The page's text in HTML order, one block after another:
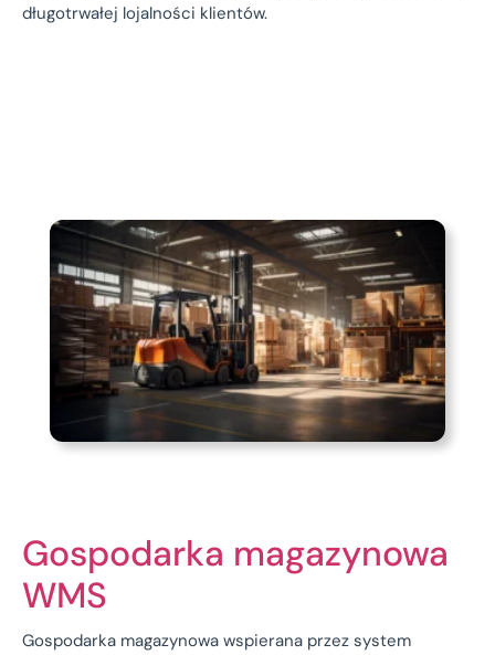
długotrwałej lojalności klientów.
Gospodarka magazynowa
WMS
Gospodarka magazynowa wspierana przez system